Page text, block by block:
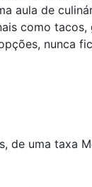
aula de
como tacos,
nunca
de uma taxa